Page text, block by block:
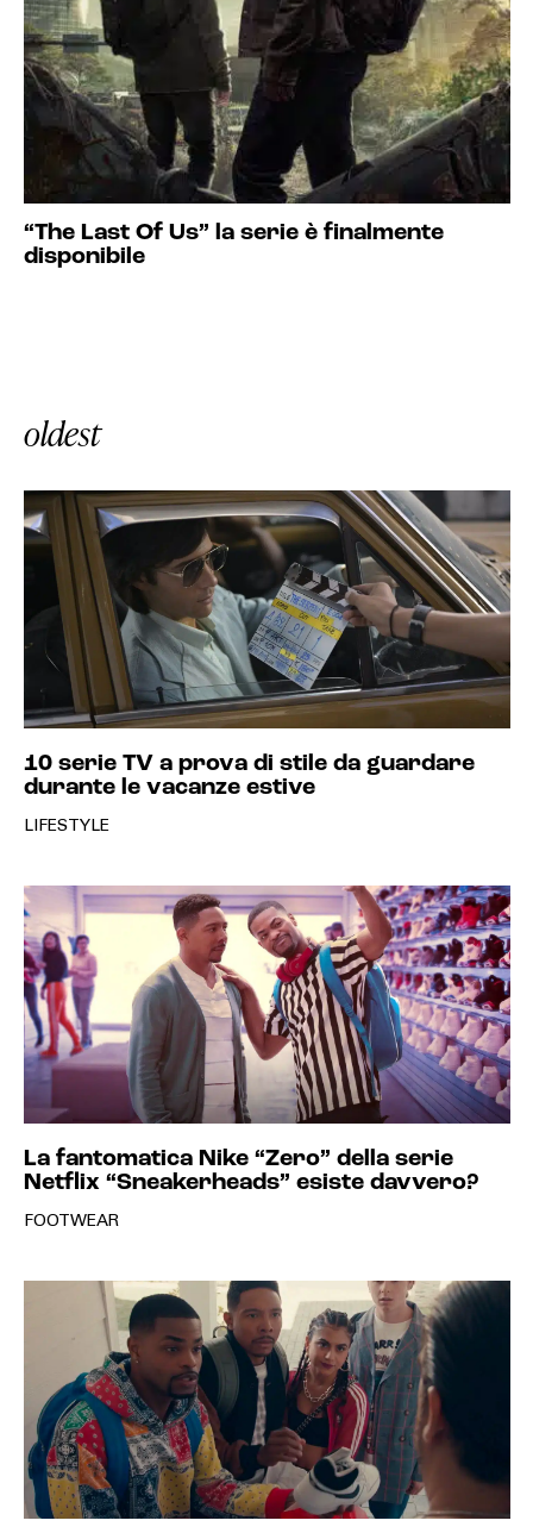
“The Last Of Us” la serie è finalmente
disponibile
oldest
10 serie TV a prova di stile da guardare
durante le vacanze estive
LIFESTYLE
La fantomatica Nike “Zero” della serie
Netflix “Sneakerheads” esiste davvero?
FOOTWEAR